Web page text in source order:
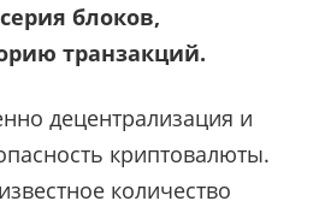
блоков,
транзакций.
децентрализация и
криптовалюты.
количество